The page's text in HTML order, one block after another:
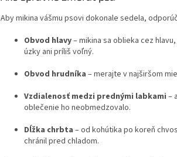
Aby mikina vášmu psovi dokonale sedela,
Obvod hlavy– mikina sa oblieka cez
úzky ani príliš voľný.
Obvod hrudníka – merajte v najširšom
Vzdialenosť medzi prednými labkami –
oblečenie ho neobmedzovalo.
Dĺžka chrbta – od kohútika po koreň
chránil pred chladom.